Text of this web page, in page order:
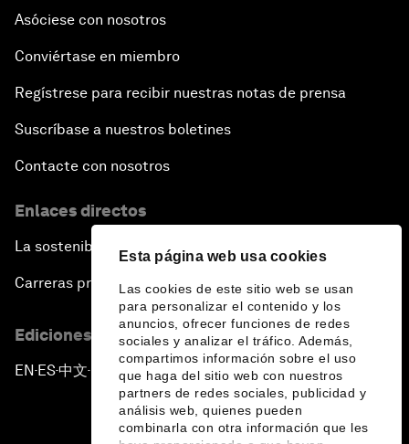
Esta página web usa cookies
Las cookies de este sitio web se usan
para personalizar el contenido y los
anuncios, ofrecer funciones de redes
sociales y analizar el tráfico. Además,
compartimos información sobre el uso
que haga del sitio web con nuestros
partners de redes sociales, publicidad y
análisis web, quienes pueden
combinarla con otra información que les
Asóciese con nosotros
Conviértase en miembro
Regístrese para recibir nuestras notas de prensa
Suscríbase a nuestros boletines
Contacte con nosotros
Enlaces directos
La sostenibilidad en el Foro
Carreras profesionales
Ediciones en otros idiomas
EN ▪ ES▪中文▪ 日本語